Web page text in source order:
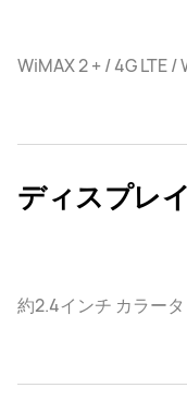
WiMAX 2 + / 4G LTE /
ディスプレイ
約2.4インチ カラー